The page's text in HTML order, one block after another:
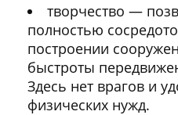
творчество —
полностью
построении
быстроты
Здесь нет врагов и
физических нужд.